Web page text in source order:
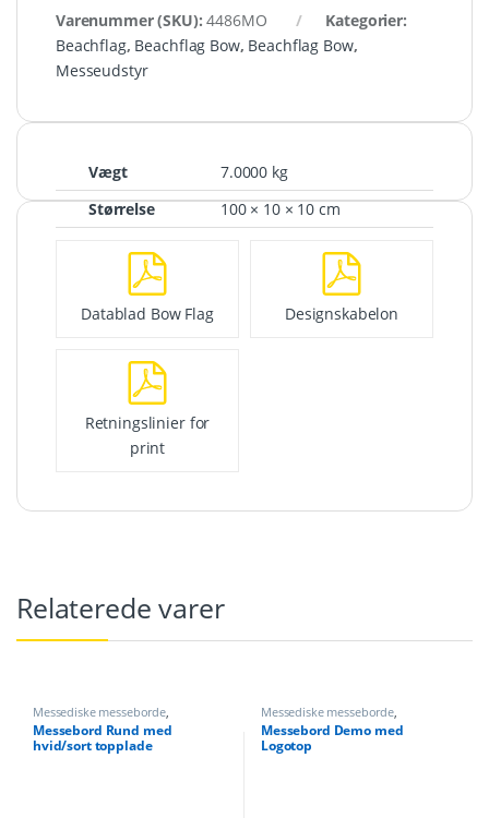
Varenummer (SKU):4486MO
Kategorier:
Beachflag, Beachflag Bow, Beachflag Bow,
Messeudstyr
Vægt
7.0000 kg
Størrelse
100 × 10 × 10 cm
Datablad Bow Flag Designskabelon
Retningslinier for
print
Relaterede varer
Messediske messeborde
Messeudstyr
Messebord Rund med
hvid/sort topplade
Messediske messeborde
Messeudstyr
Messebord Demo med
Logotop